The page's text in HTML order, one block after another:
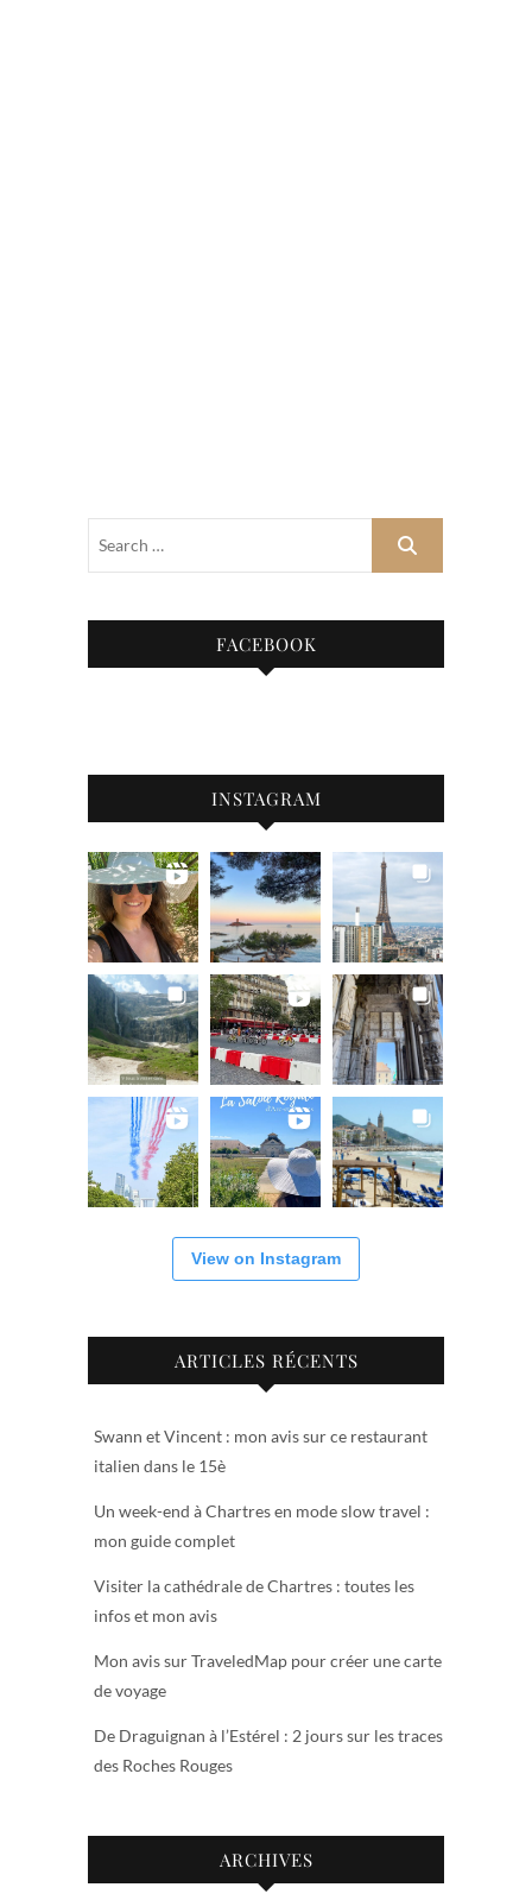
FACEBOOK
INSTAGRAM
View on Instagram
ARTICLES RÉCENTS
Swann et Vincent : mon avis sur ce restaurant
italien dans le 15è
Un week-end à Chartres en mode slow travel :
mon guide complet
Visiter la cathédrale de Chartres : toutes les
infos et mon avis
Mon avis sur TraveledMap pour créer une carte
de voyage
De Draguignan à l’Estérel : 2 jours sur les traces
des Roches Rouges
ARCHIVES